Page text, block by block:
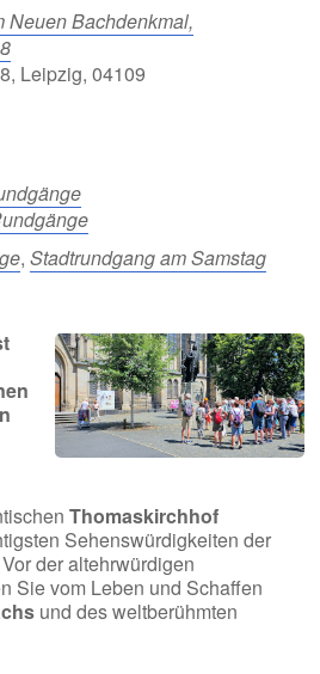
Neuen Bachdenkmal,
Leipzig, 04109
, Stadtrundgang am Samstag
Thomaskirchhof
Sehenswürdigkeiten der
der altehrwürdigen
Sie vom Leben und Schaffen
und des weltberühmten